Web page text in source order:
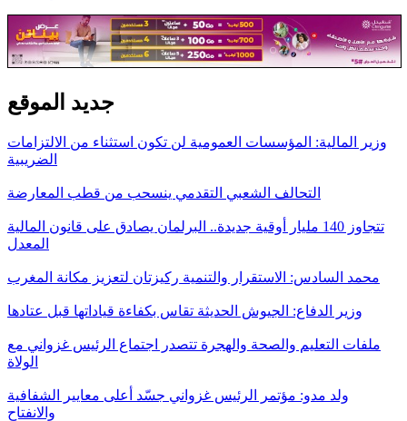
جديد الموقع
وزير المالية: المؤسسات العمومية لن تكون استثناء من الالتزامات
الضريبية
التحالف الشعبي التقدمي ينسحب من قطب المعارضة
تتجاوز 140 مليار أوقية جديدة.. البرلمان يصادق على قانون المالية
المعدل
محمد السادس: الاستقرار والتنمية ركيزتان لتعزيز مكانة المغرب
وزير الدفاع: الجيوش الحديثة تقاس بكفاءة قياداتها قبل عتادها
ملفات التعليم والصحة والهجرة تتصدر اجتماع الرئيس غزواني مع
الولاة
ولد مدو: مؤتمر الرئيس غزواني جسّد أعلى معايير الشفافية
والانفتاح